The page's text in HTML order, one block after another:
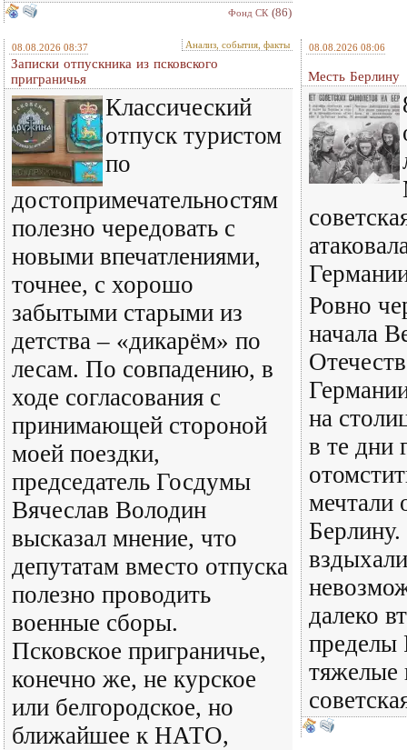
Фонд СК (86)
08.08.2026 08:37 Анализ, события, факты
Записки отпускника из псковского
приграничья
Классический
отпуск туристом
по
достопримечательностям
полезно чередовать с
новыми впечатлениями,
точнее, с хорошо
забытыми старыми из
детства – «дикарём» по
лесам. По совпадению, в
ходе согласования с
принимающей стороной
моей поездки,
председатель Госдумы
Вячеслав Володин
высказал мнение, что
депутатам вместо отпуска
полезно проводить
военные сборы.
Псковское приграничье,
конечно же, не курское
или белгородское, но
ближайшее к НАТО,
08.08.2026 08:06
Месть Берлину
Ровно
начала
на
в те дни
мечтали
далеко
пределы
тяжелые